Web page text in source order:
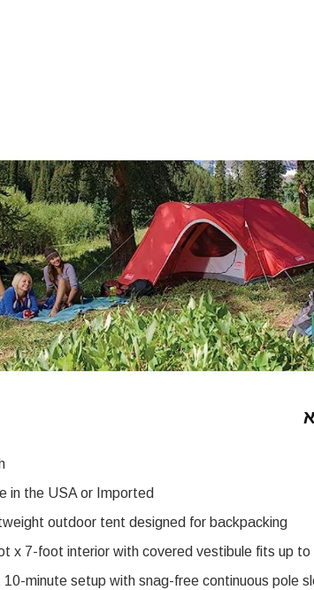
in the USA or Imported
outdoor tent designed for backpacking
x 7-foot interior with covered vestibule fits up to
10-minute setup with snag-free continuous pole